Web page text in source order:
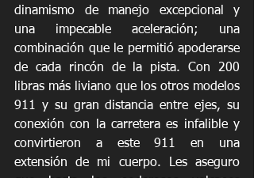
dinamismo de manejo excepcional y
una impecable aceleración; una
combinación que le permitió apoderarse
de cada rincón de la pista. Con 200
libras más liviano que los otros modelos
911 y su gran distancia entre ejes, su
conexión con la carretera es infalible y
convirtieron a este 911 en una
extensión de mi cuerpo. Les aseguro